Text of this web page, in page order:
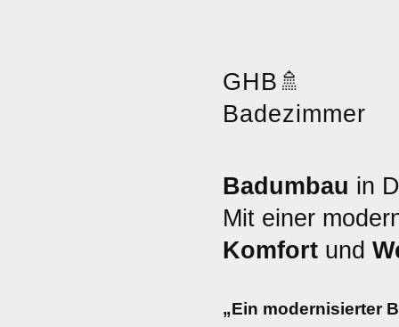
GHB 🚿
Badezimmer
Badumbau in
Mit einer
Komfort und
„Ein modernisierter